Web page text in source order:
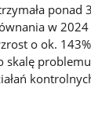
w
o ok.
skalę